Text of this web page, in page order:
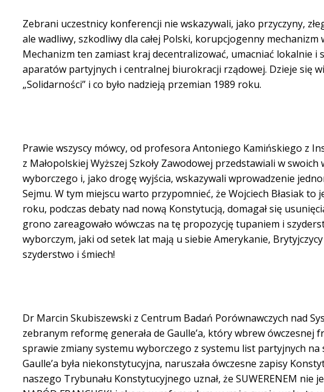
Zebrani uczestnicy konferencji nie wskazywali, jako przyczyny,
ale wadliwy, szkodliwy dla całej Polski, korupcjogenny mechanizm
Mechanizm ten zamiast kraj decentralizować, umacniać lokalnie i
aparatów partyjnych i centralnej biurokracji rządowej. Dzieje się
„Solidarności” i co było nadzieją przemian 1989 roku.
Prawie wszyscy mówcy, od profesora Antoniego Kamińskiego z
z Małopolskiej Wyższej Szkoły Zawodowej przedstawiali w
wyborczego i, jako drogę wyjścia, wskazywali wprowadzenie
Sejmu. W tym miejscu warto przypomnieć, że Wojciech Błasiak
roku, podczas debaty nad nową Konstytucją, domagał się
grono zareagowało wówczas na tę propozycję tupaniem i
wyborczym, jaki od setek lat mają u siebie Amerykanie, Brytyjczycy
szyderstwo i śmiech!
Dr Marcin Skubiszewski z Centrum Badań Porównawczych nad
zebranym reformę generała de Gaulle’a, który wbrew
sprawie zmiany systemu wyborczego z systemu list partyjnych na
Gaulle’a była niekonstytucyjna, naruszała ówczesne zapisy
naszego Trybunału Konstytucyjnego uznał, że SUWERENEM nie